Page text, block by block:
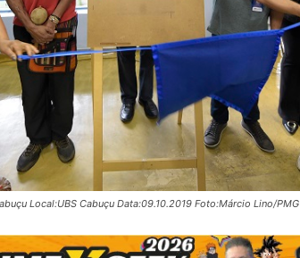
Local:UBS Cabuçu Data:09.10.2019 Foto:Márcio Lino/PMG